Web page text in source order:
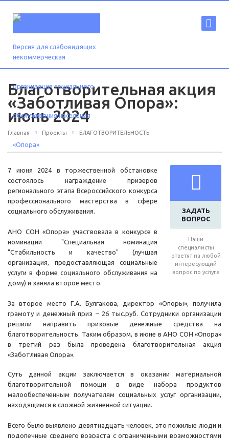
Версия для слабовидящих
Благотворительная акция
«Заботливая Опора»:
июнь 2024
Главная Проекты БЛАГОТВОРИТЕЛЬНОСТЬ
ЗАДАТЬ
ВОПРОС
Наши
специалисты
ответят на любой
интересующий
вопрос по услуге
7 июня 2024 в торжественной обстановке
состоялось награждение призеров
регионального этапа Всероссийского конкурса
профессионального мастерства в сфере
социального обслуживания.
АНО СОН «Опора» участвовала в конкурсе в
номинации "Специальная номинация
"Стабильность и качество" (лучшая
организация, предоставляющая социальные
услуги в форме социального обслуживания на
дому) и заняла второе место.
За второе место Г.А. Булгакова, директор «Опоры», получила
грамоту и денежный приз – 26 тыс.руб. Сотрудники организации
решили направить призовые денежные средства на
благотворительность. Таким образом, в июне в АНО СОН «Опора»
в третий раз была проведена благотворительная акция
«Заботливая Опора».
Суть данной акции заключается в оказании материальной
благотворительной помощи в виде набора продуктов
малообеспеченным получателям социальных услуг организации,
находящимся в сложной жизненной ситуации.
Всего было выявлено девятнадцать человек, это пожилые люди и
подопечные среднего возраста с ограниченными возможностями